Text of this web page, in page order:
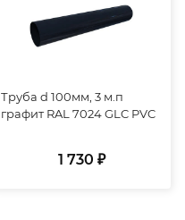
Труба d 100мм, 3 м.п
графит RAL 7024 GLC PVC
1 730 ₽